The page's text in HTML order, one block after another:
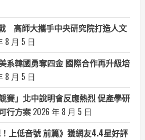
高師大攜手中央研究院打造人文
8 月 5 日
系韓國勇奪四金 國際合作再升級培
8 月 5 日
賽」北中說明會反應熱烈 促產學研
行方案 2026 年 8 月 5 日
上低音號 前篇》獲網友4.4星好評